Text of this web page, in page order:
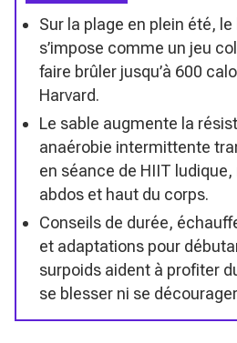
Sur la plage en plein été,
s’impose comme un jeu
faire brûler jusqu’à 600
Harvard.
Le sable augmente la
anaérobie intermittente
en séance de HIIT
abdos et haut du corps.
Conseils de durée,
et adaptations pour
surpoids aident à profiter
se blesser ni se